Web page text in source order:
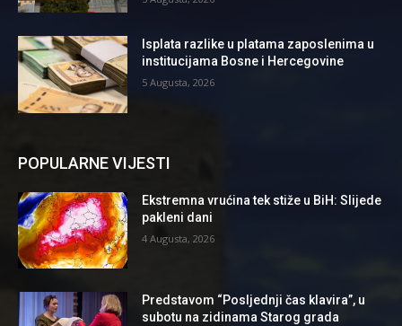
Isplata razlike u platama zaposlenima u
institucijama Bosne i Hercegovine
5 Augusta, 2026
POPULARNE VIJESTI
Ekstremna vrućina tek stiže u BiH: Slijede
pakleni dani
4 Augusta, 2026
Predstavom “Posljednji čas klavira”, u
subotu na zidinama Starog grada